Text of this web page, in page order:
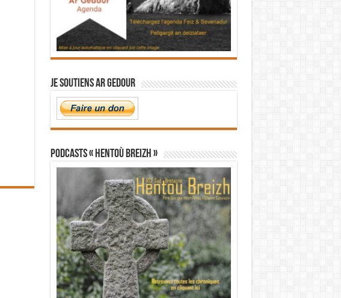
Je soutiens Ar Gedour
PODCASTS « Hentoù Breizh »